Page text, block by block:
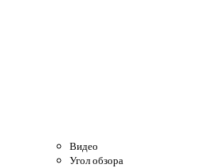
Видео
Угол обзора